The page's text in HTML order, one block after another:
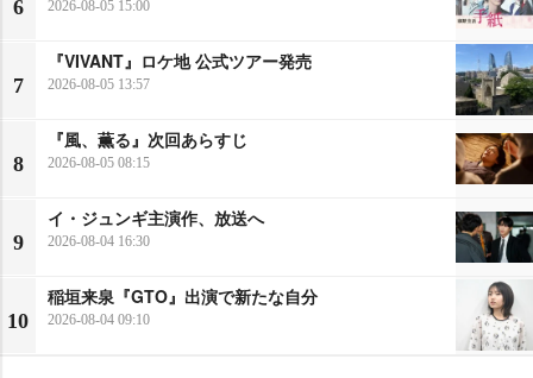
6 2026-08-05 15:00
7
『VIVANT』ロケ地 公式ツアー発売
2026-08-05 13:57
8
『風、薫る』次回あらすじ
2026-08-05 08:15
9
イ・ジュンギ主演作、放送へ
2026-08-04 16:30
10
稲垣来泉『GTO』出演で新たな自分
2026-08-04 09:10